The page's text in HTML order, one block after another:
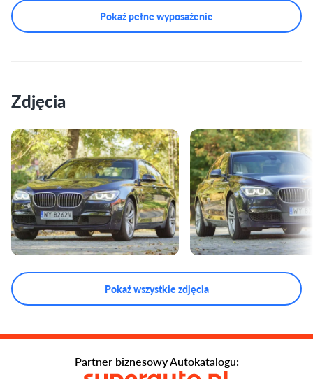
Pokaż pełne wyposażenie
Zdjęcia
Pokaż wszystkie zdjęcia
Partner biznesowy Autokatalogu: